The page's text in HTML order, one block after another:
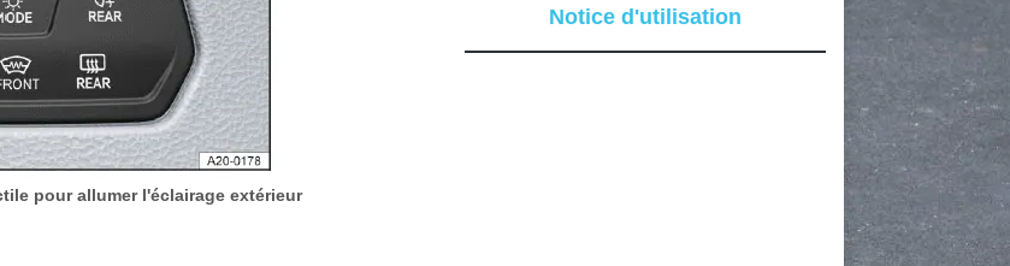
pour allumer l'éclairage extérieur
Notice d'utilisation